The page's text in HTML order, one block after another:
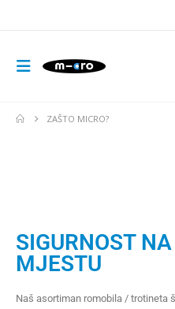
ZAŠTO MICRO?
SIGURNOST
MJESTU
Naš asortiman romobila / trotineta